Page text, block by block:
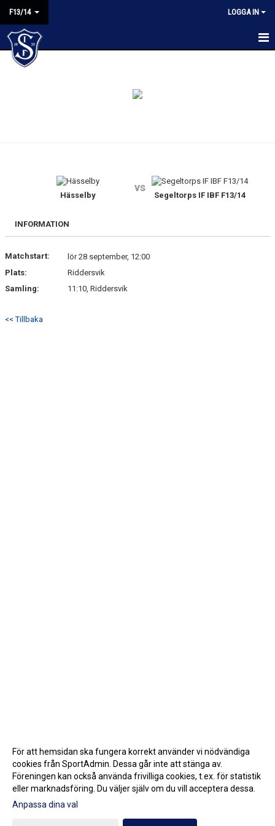
F13/14 LOGGA IN
HEM
KONTAKT
Hässelby
vs
Segeltorps IF IBF F13/14
INFORMATION
Matchstart:
lör 28 september, 12:00
Plats:
Riddersvik
Samling:
11:10, Riddersvik
<< Tillbaka
Gå till Webbversion
För att hemsidan ska fungera korrekt använder vi nödvändiga
cookies från SportAdmin. Dessa går inte att stänga av.
Föreningen kan också använda frivilliga cookies, t.ex. för statistik
eller marknadsföring. Du väljer själv om du vill acceptera dessa.
Anpassa dina val